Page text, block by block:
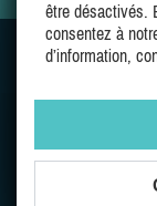
Une
être désactivés.
consentez à
d’information,